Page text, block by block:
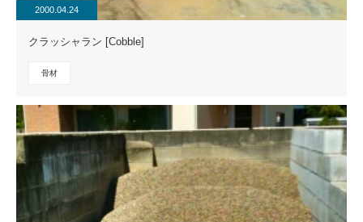
2000.04.24
クラッシャラン [Cobble]
骨材